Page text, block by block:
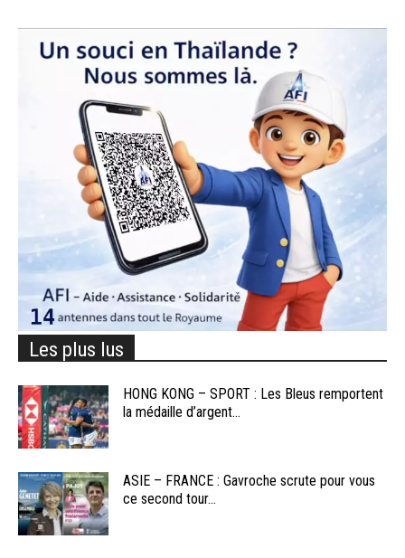
Les plus lus
HONG KONG – SPORT : Les Bleus remportent
la médaille d’argent...
ASIE – FRANCE : Gavroche scrute pour vous
ce second tour...